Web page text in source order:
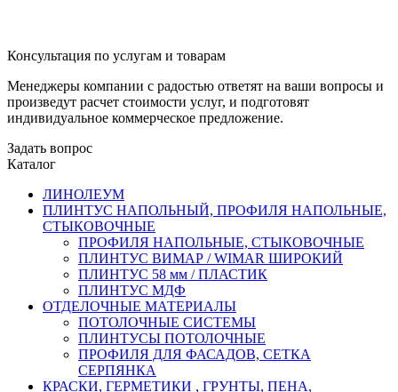
Консультация по услугам и товарам
Менеджеры компании с радостью ответят на ваши вопросы и
произведут расчет стоимости услуг, и подготовят
индивидуальное коммерческое предложение.
Задать вопрос
Каталог
ЛИНОЛЕУМ
ПЛИНТУС НАПОЛЬНЫЙ, ПРОФИЛЯ НАПОЛЬНЫЕ,
СТЫКОВОЧНЫЕ
ПРОФИЛЯ НАПОЛЬНЫЕ, СТЫКОВОЧНЫЕ
ПЛИНТУС ВИМАР / WIMAR ШИРОКИЙ
ПЛИНТУС 58 мм / ПЛАСТИК
ПЛИНТУС МДФ
ОТДЕЛОЧНЫЕ МАТЕРИАЛЫ
ПОТОЛОЧНЫЕ СИСТЕМЫ
ПЛИНТУСЫ ПОТОЛОЧНЫЕ
ПРОФИЛЯ ДЛЯ ФАСАДОВ, СЕТКА
СЕРПЯНКА
КРАСКИ, ГЕРМЕТИКИ , ГРУНТЫ, ПЕНА,